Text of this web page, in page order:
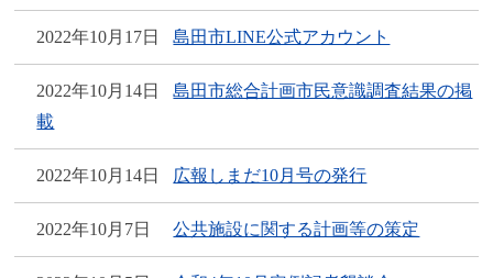
2022年10月17日 島田市LINE公式アカウント
2022年10月14日
島田市総合計画市民意識調査結果の掲
載
2022年10月14日 広報しまだ10月号の発行
2022年10月7日 公共施設に関する計画等の策定